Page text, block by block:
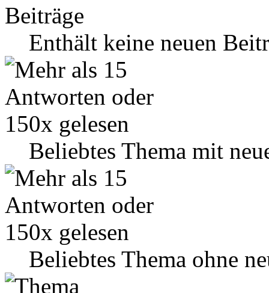
Enthält keine neuen
Beliebtes Thema mit
Beliebtes Thema ohne